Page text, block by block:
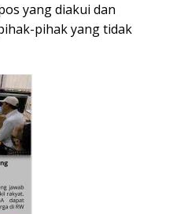
yang diakui dan
pihak yang tidak